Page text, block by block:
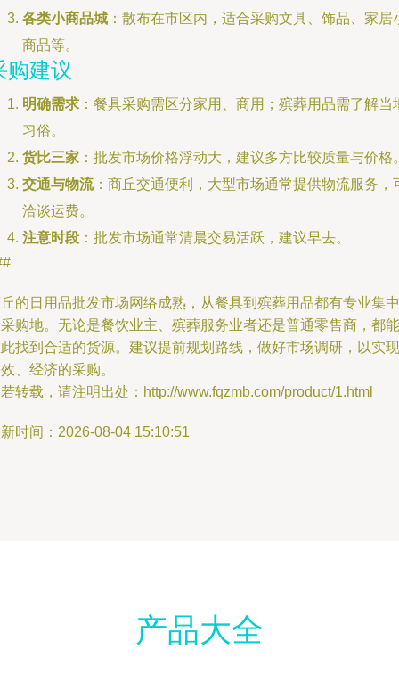
各类小商品城 ：散布在市区内，适合采购文具、饰品、家居
商品等。
购建议
明确需求 ：餐具采购需区分家用、商用；殡葬用品需了解当
习俗。
货比三家 ：批发市场价格浮动大，建议多方比较质量与价格
交通与物流：商丘交通便利，大型市场通常提供物流服务，
洽谈运费。
注意时段 ：批发市场通常清晨交易活跃，建议早去。
的日用品批发市场网络成熟，从餐具到殡葬用品都有专业集中
购地。无论是餐饮业主、殡葬服务业者还是普通零售商，都能
找到合适的货源。建议提前规划路线，做好市场调研，以实现
、经济的采购。
转载，请注明出处：http://www.fqzmb.com/product/1.html
时间：2026-08-04 15:10:51
产品大全